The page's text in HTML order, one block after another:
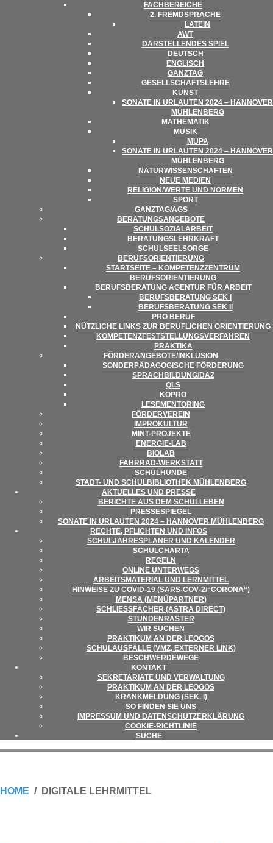
FACH­BE­REI­CHE
2. FREMD­SPRA­CHE
LATEIN
AWT
DAR­STEL­LEN­DES SPIEL
DEUTSCH
ENG­LISCH
GANZ­TAG
GESELL­SCHAFTS­LEHRE
KUNST
SONATE IN URLAU­TEN 2024 – HAN­NO­VER
MÜHLENBERG
MATHE­MA­TIK
MUSIK
MUPA
SONATE IN URLAU­TEN 2024 – HAN­NO­VER
MÜHLENBERG
NATUR­WIS­SEN­SCHAF­TEN
NEUE MEDIEN
RELIGION/​​WERTE UND NORMEN
SPORT
GANZTAG/​​AGS
BERA­TUNGS­AN­GE­BOTE
SCHUL­SO­ZI­AL­AR­BEIT
BERA­TUNGS­LEHR­KRAFT
SCHUL­SEEL­SORGE
BERUFS­ORI­EN­TIE­RUNG
START­SEITE – KOM­PE­TENZ­ZEN­TRUM
BERUFSORIENTIERUNG
BERUFS­BE­RA­TUNG AGEN­TUR FÜR ARBEIT
BERUFS­BE­RA­TUNG SEK I
BERUFS­BE­RA­TUNG SEK II
PRO BERUF
NÜTZ­LI­CHE LINKS ZUR BERUF­LI­CHEN ORIENTIERUNG
KOM­PE­TENZ­FEST­STEL­LUNGS­VER­FAH­REN
PRAK­TIKA
FÖRDERANGEBOTE/​​INKLUSION
SON­DER­PÄD­AGO­GI­SCHE FÖRDERUNG
SPRACHBILDUNG/​​DAZ
QLS
KOPRO
LESE­MEN­TO­RING
FÖR­DER­VER­EIN
IMPRO­KUL­TUR
MINT-PRO­­JEKTE
ENER­­GIE-LAB
BIO­LAB
FAHR­RAD-WER­K­STATT
SCHUL­HUNDE
STADT- UND SCHUL­BI­BLIO­THEK MÜHLENBERG
AKTU­EL­LES UND PRESSE
BERICHTE AUS DEM SCHULLEBEN
PRES­SE­SPIE­GEL
SONATE IN URLAU­TEN 2024 – HAN­NO­VER MÜHLENBERG
RECHTE, PFLICH­TEN UND INFOS
SCHUL­JAH­RES­PLA­NER UND KALENDER
SCHUL­CHARTA
REGELN
ONLINE UNTER­WEGS
ARBEITS­MA­TE­RIAL UND LERNMITTEL
HIN­WEISE ZU COVID-19 (SARS-COV‑2/“CORONA“)
MENSA (MENÜ­PART­NER)
SCHLIESS­FÄ­CHER (ASTRA DIRECT)
STUN­DEN­RAS­TER
WIR SUCHEN
PRAK­TI­KUM AN DER LEOGOS
SCHUL­AUS­FÄLLE (VMZ, EXTER­NER LINK)
BESCHWER­DE­WEGE
KON­TAKT
SEKRE­TA­RIATE UND VERWALTUNG
PRAK­TI­KUM AN DER LEOGOS
KRANK­MEL­DUNG (SEK. I)
SO FIN­DEN SIE UNS
IMPRES­SUM UND DATENSCHUTZERKLÄRUNG
COO­KIE-RICHT­LI­NIE
SUCHE
HOME DIGITALE LEHRMITTEL